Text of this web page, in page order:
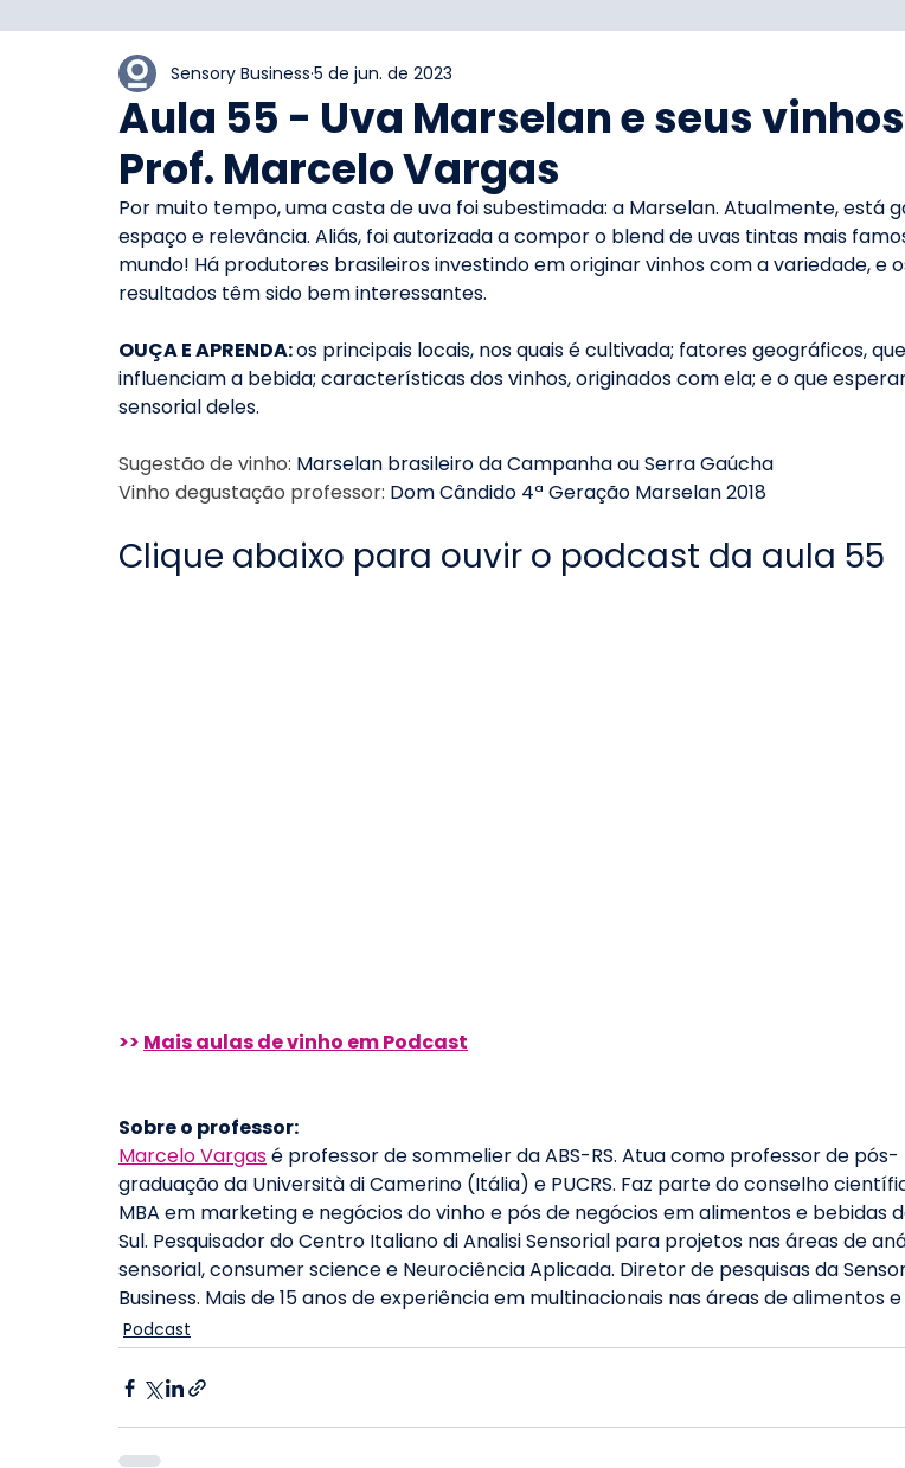
Aula 55 - Uva Marselan e seus
Prof. Marcelo Vargas
Sensory Business 5 de jun. de 2023
Por muito tempo, uma casta de uva foi subestimada: a Marselan. Atualmente, está
espaço e relevância. Aliás, foi autorizada a compor o blend de uvas tintas mais
mundo! Há produtores brasileiros investindo em originar vinhos com a variedade, e
resultados têm sido bem interessantes.
OUÇA E APRENDA: os principais locais, nos quais é cultivada; fatores geográficos, que
influenciam a bebida; características dos vinhos, originados com ela; e o que
sensorial deles.
Sugestão de vinho: Marselan brasileiro da Campanha ou Serra Gaúcha
Vinho degustação professor: Dom Cândido 4ª Geração Marselan 2018
Clique abaixo para ouvir o podcast da aula 55
>> Mais aulas de vinho em Podcast
Sobre o professor:
Marcelo Vargas é professor de sommelier da ABS-RS. Atua como professor de pós-
graduação da Università di Camerino (Itália) e PUCRS. Faz parte do conselho
MBA em marketing e negócios do vinho e pós de negócios em alimentos e bebidas
Sul. Pesquisador do Centro Italiano di Analisi Sensorial para projetos nas áreas de
sensorial, consumer science e Neurociência Aplicada. Diretor de pesquisas da
Business. Mais de 15 anos de experiência em multinacionais nas áreas de alimentos
Podcast